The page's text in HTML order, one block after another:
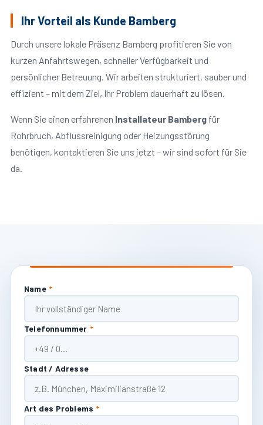
Ihr Vorteil als Kunde Bamberg
Durch unsere lokale Präsenz Bamberg profitieren Sie von
kurzen Anfahrtswegen, schneller Verfügbarkeit und
persönlicher Betreuung. Wir arbeiten strukturiert, sauber und
effizient – mit dem Ziel, Ihr Problem dauerhaft zu lösen.
Wenn Sie einen erfahrenen Installateur Bambergfür
Rohrbruch, Abflussreinigung oder Heizungsstörung
benötigen, kontaktieren Sie uns jetzt – wir sind sofort für Sie
da.
Name *
Telefonnummer *
Stadt / Adresse
Art des Problems *